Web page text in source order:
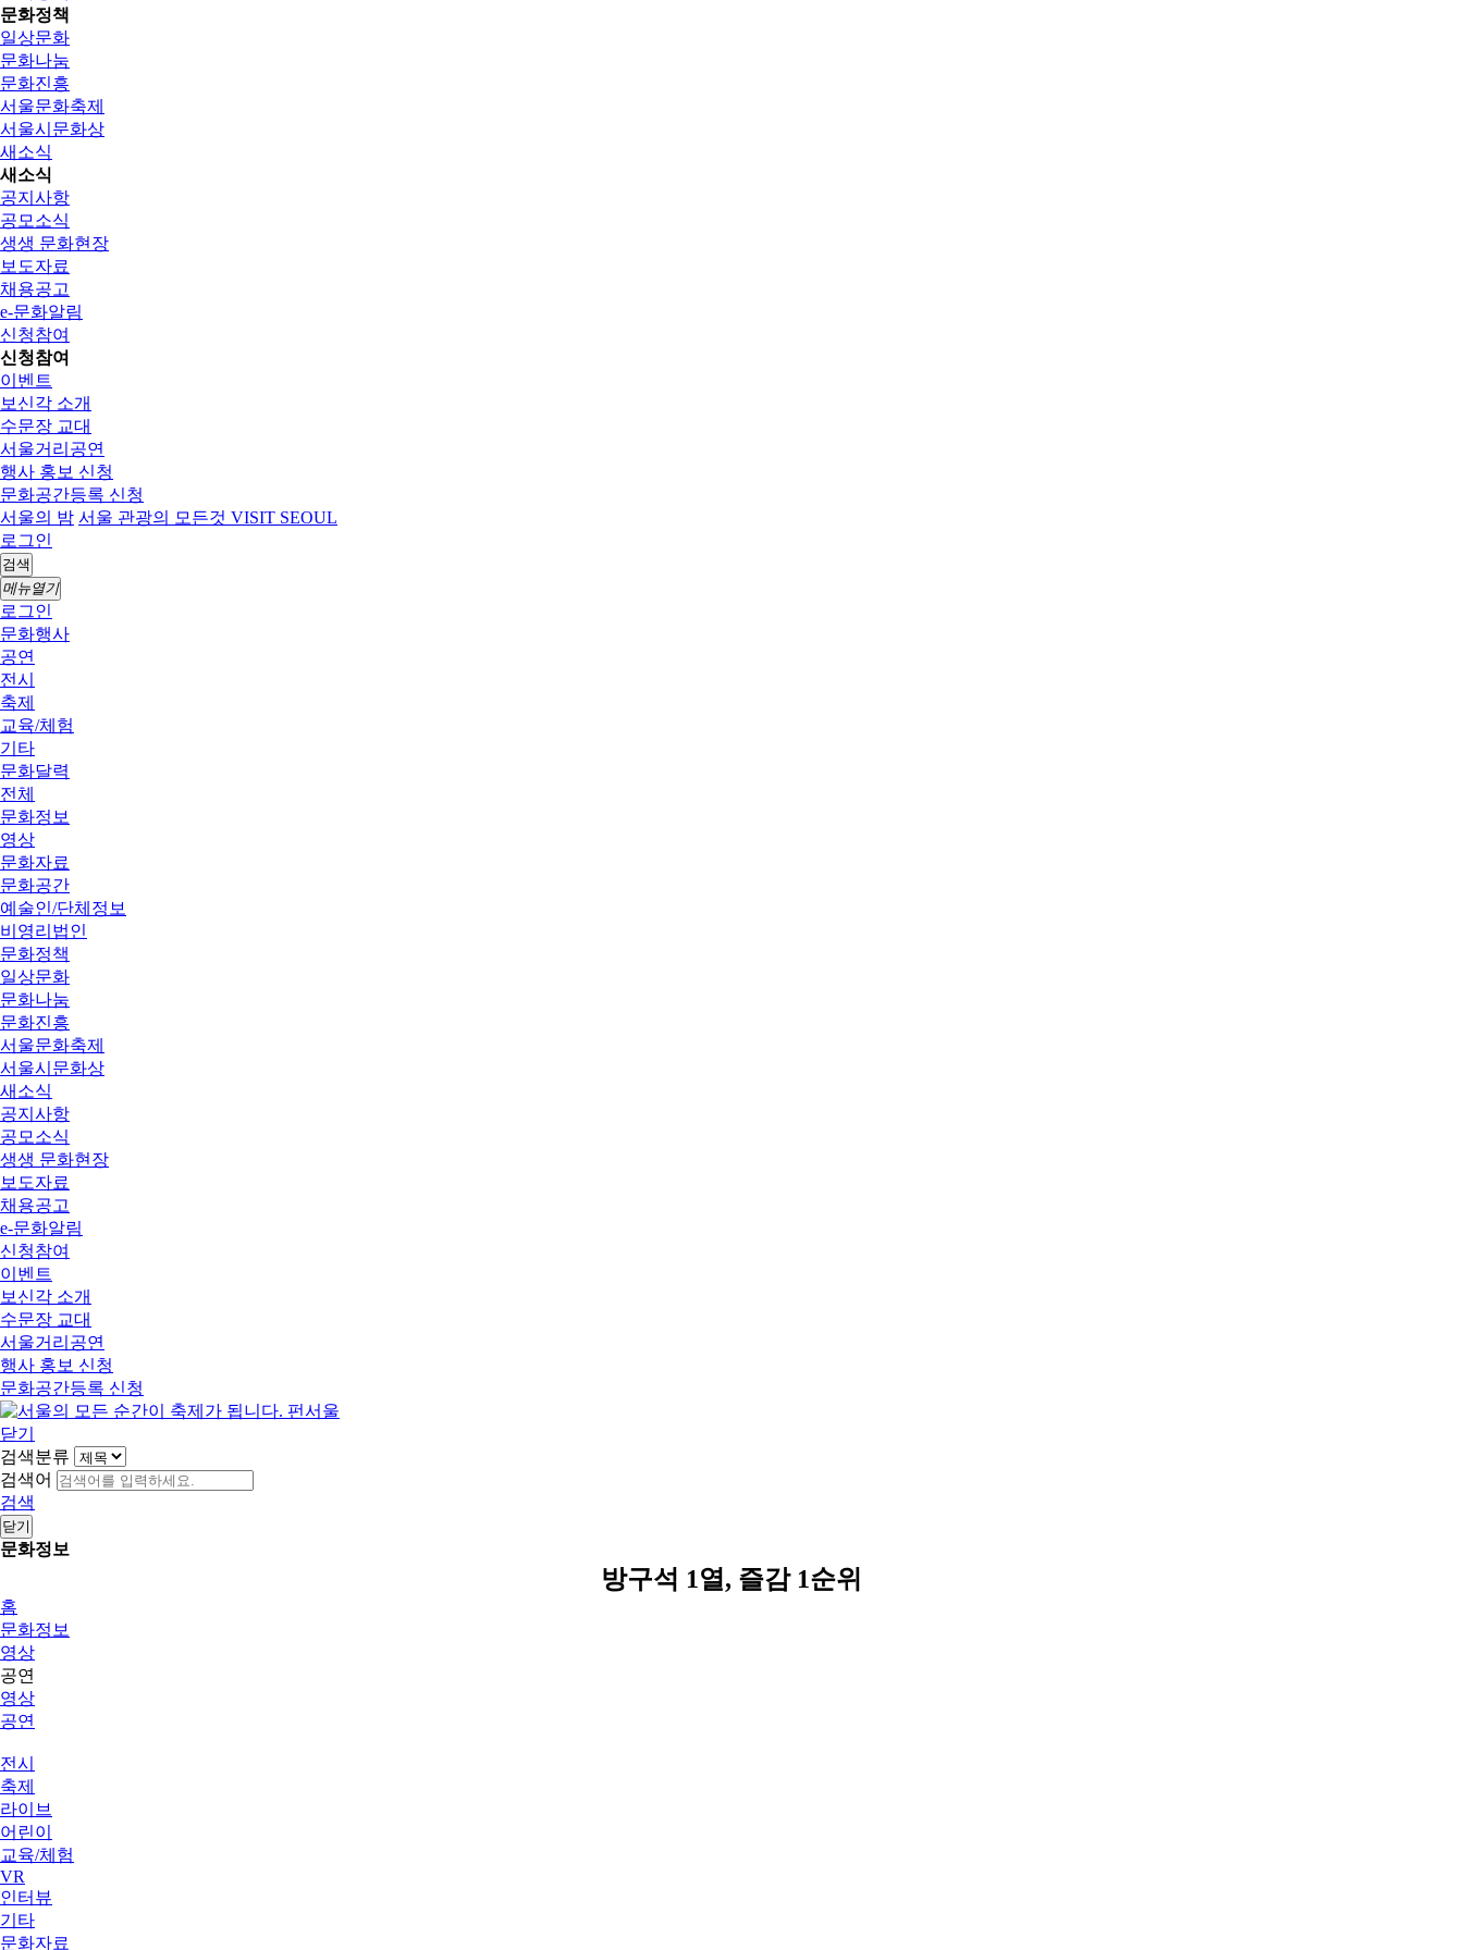
문화정책
일상문화
문화나눔
문화진흥
서울문화축제
서울시문화상
새소식
새소식
공지사항
공모소식
생생 문화현장
보도자료
채용공고
e-문화알림
신청참여
신청참여
이벤트
보신각 소개
수문장 교대
서울거리공연
행사 홍보 신청
문화공간등록 신청
서울의 밤 서울 관광의 모든것 VISIT SEOUL
로그인
검색
메뉴열기
로그인
문화행사
공연
전시
축제
교육/체험
기타
문화달력
전체
문화정보
영상
문화자료
문화공간
예술인/단체정보
비영리법인
문화정책
일상문화
문화나눔
문화진흥
서울문화축제
서울시문화상
새소식
공지사항
공모소식
생생 문화현장
보도자료
채용공고
e-문화알림
신청참여
이벤트
보신각 소개
수문장 교대
서울거리공연
행사 홍보 신청
문화공간등록 신청
닫기
검색분류
검색어
검색
닫기
문화정보
방구석 1열, 즐감 1순위
홈
문화정보
영상
공연
영상
공연
전시
축제
라이브
어린이
교육/체험
VR
인터뷰
기타
문화자료